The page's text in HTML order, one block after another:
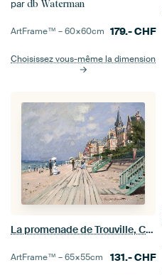
par db Waterman
ArtFrame™ –60×60cm 179.-CHF
Choisissez vous-même la dimension
La promenade de Trouville, Claude Monet
ArtFrame™ –65×55cm 131.-CHF